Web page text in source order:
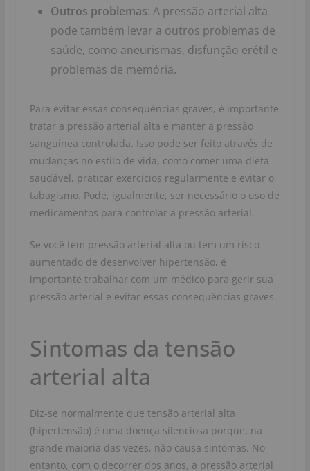
Outros problemas: A pressão arterial alta
pode também levar a outros problemas de
saúde, como aneurismas, disfunção erétil e
problemas de memória.
Para evitar essas consequências graves, é importante
tratar a pressão arterial alta e manter a pressão
sanguínea controlada. Isso pode ser feito através de
mudanças no estilo de vida, como comer uma dieta
saudável, praticar exercícios regularmente e evitar o
tabagismo. Pode, igualmente, ser necessário o uso de
medicamentos para controlar a pressão arterial.
Se você tem pressão arterial alta ou tem um risco
aumentado de desenvolver hipertensão, é
importante trabalhar com um médico para gerir sua
pressão arterial e evitar essas consequências graves.
Sintomas da tensão
arterial alta
Diz-se normalmente que tensão arterial alta
(hipertensão) é uma doença silenciosa porque, na
grande maioria das vezes, não causa sintomas. No
entanto, com o decorrer dos anos, a pressão arterial